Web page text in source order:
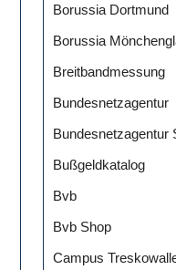
Borussia Dortmund
Borussia
Breitbandmessung
Bundesnetzagentur
Bundesnetzagentur
Bußgeldkatalog
Bvb
Bvb Shop
Campus